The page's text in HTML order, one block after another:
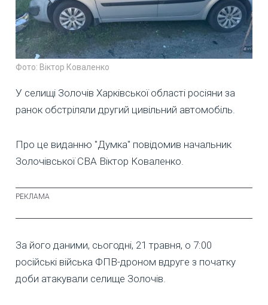
Фото: Віктор Коваленко
У селищі Золочів Харківської області росіяни за
ранок обстріляли другий цивільний автомобіль.
Про це виданню "Думка" повідомив начальник
Золочівської СВА Віктор Коваленко.
За його даними, сьогодні, 21 травня, о 7:00
російські війська ФПВ-дроном вдруге з початку
доби атакували селище Золочів.